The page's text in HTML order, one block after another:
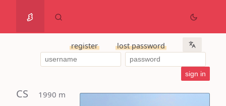
register lost password
CS 1990 m